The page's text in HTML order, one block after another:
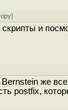
]
и
же
postfix,